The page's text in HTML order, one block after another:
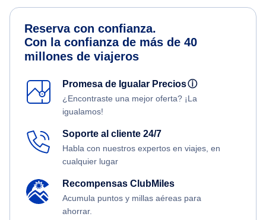
Reserva con confianza.
Con la confianza de más de 40
millones de viajeros
Promesa de Igualar Preciosⓘ
¿Encontraste una mejor oferta? ¡La
igualamos!
Soporte al cliente 24/7
Habla con nuestros expertos en viajes, en
cualquier lugar
Recompensas ClubMiles
Acumula puntos y millas aéreas para
ahorrar.